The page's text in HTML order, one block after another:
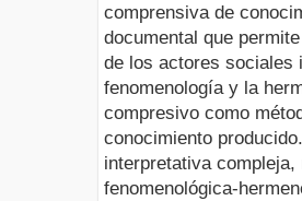
comprensiva de
documental que
de los actores sociales
fenomenología y la
compresivo como
conocimiento
interpretativa
fenomenológica-